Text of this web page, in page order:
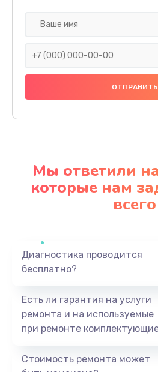
Замена
1000 руб.
Заказать
Заказать
1440 руб.
Мы ответили
которые нам
всего
Диагностика проводится
бесплатно?
Есть ли гарантия на услуги
ремонта и на используемые
при ремонте
Стоимость ремонта может